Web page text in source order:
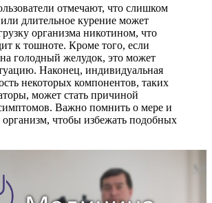
отмечают, что слишком
длительное курение может
организма никотином, что
к тошноте. Кроме того, если
голодный желудок, это может
Наконец, индивидуальная
некоторых компонентов, таких
может стать причиной
Важно помнить о мере и
организм, чтобы избежать подобных